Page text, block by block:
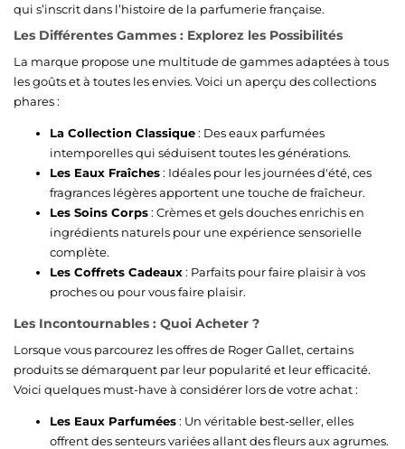
qui s’inscrit dans l’histoire de la parfumerie française.
Les Différentes Gammes : Explorez les Possibilités
La marque propose une multitude de gammes adaptées à tous
les goûts et à toutes les envies. Voici un aperçu des collections
phares :
La Collection Classique: Des eaux parfumées
intemporelles qui séduisent toutes les générations.
Les Eaux Fraîches: Idéales pour les journées d'été, ces
fragrances légères apportent une touche de fraîcheur.
Les Soins Corps: Crèmes et gels douches enrichis en
ingrédients naturels pour une expérience sensorielle
complète.
Les Coffrets Cadeaux: Parfaits pour faire plaisir à vos
proches ou pour vous faire plaisir.
Les Incontournables : Quoi Acheter ?
Lorsque vous parcourez les offres de Roger Gallet, certains
produits se démarquent par leur popularité et leur efficacité.
Voici quelques must-have à considérer lors de votre achat :
Les Eaux Parfumées: Un véritable best-seller, elles
offrent des senteurs variées allant des fleurs aux agrumes.